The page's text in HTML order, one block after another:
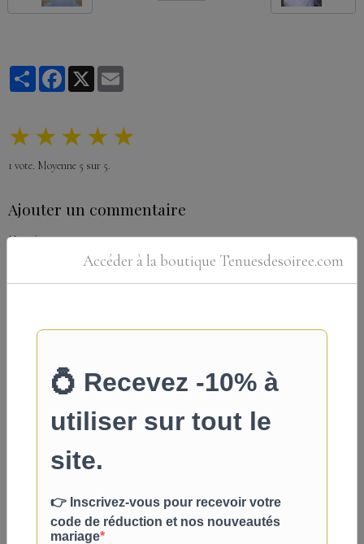
PartagerFacebook
X
★ ★ ★ ★ ★
1 vote. Moyenne 5 sur 5.
Ajouter un commentaire
Nom
Site Internet
Accéder à la boutique Tenuesdesoiree.com